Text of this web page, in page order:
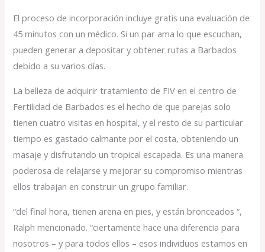
El proceso de incorporación incluye gratis una evaluación de
45 minutos con un médico. Si un par ama lo que escuchan,
pueden generar a depositar y obtener rutas a Barbados
debido a su varios días.
La belleza de adquirir tratamiento de FIV en el centro de
Fertilidad de Barbados es el hecho de que parejas solo
tienen cuatro visitas en hospital, y el resto de su particular
tiempo es gastado calmante por el costa, obteniendo un
masaje y disfrutando un tropical escapada. Es una manera
poderosa de relajarse y mejorar su compromiso mientras
ellos trabajan en construir un grupo familiar.
“del final hora, tienen arena en pies, y están bronceados “,
Ralph mencionado. “ciertamente hace una diferencia para
nosotros – y para todos ellos – esos individuos estamos en